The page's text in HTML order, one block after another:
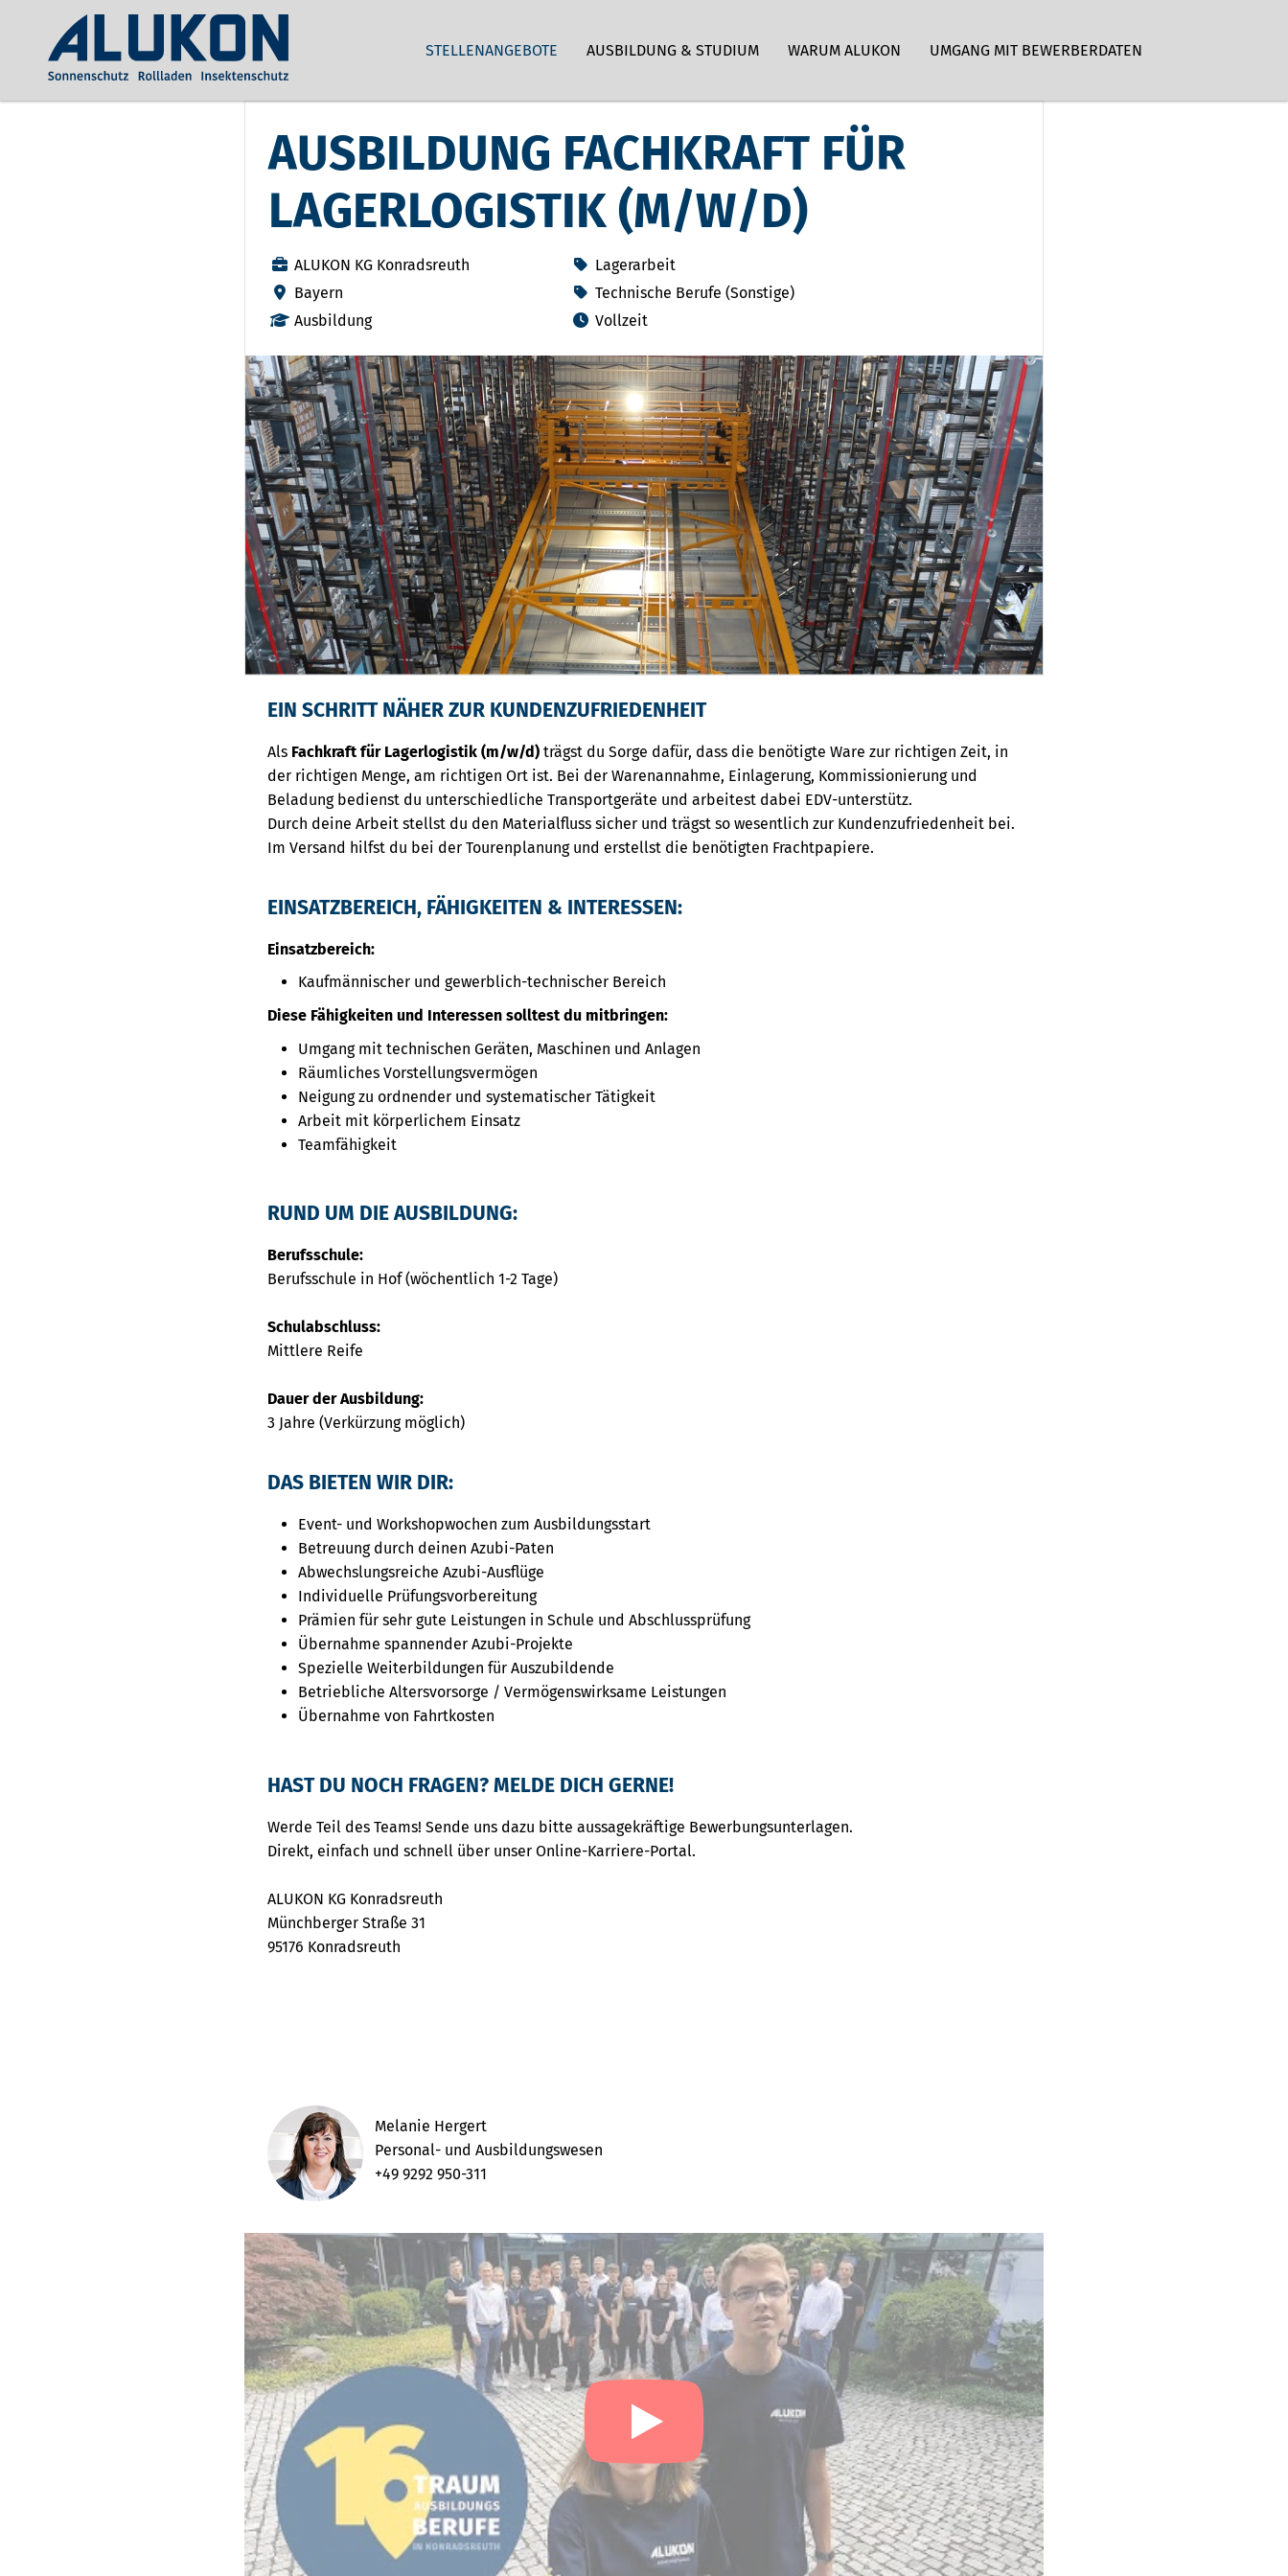
STELLENANGEBOTE AUSBILDUNG & STUDIUM WARUM ALUKON UMGANG MIT BEWERBERDATEN
AUSBILDUNG FACHKRAFT FÜR
LAGERLOGISTIK (M/W/D)
ALUKON KG Konradsreuth
Bayern
Ausbildung
Lagerarbeit
Technische Berufe (Sonstige)
Vollzeit
EIN SCHRITT NÄHER ZUR KUNDENZUFRIEDENHEIT
Als Fachkraft für Lagerlogistik (m/w/d) trägst du Sorge dafür, dass die benötigte Ware zur richtigen Zeit, in
der richtigen Menge, am richtigen Ort ist. Bei der Warenannahme, Einlagerung, Kommissionierung und
Beladung bedienst du unterschiedliche Transportgeräte und arbeitest dabei EDV-unterstütz.
Durch deine Arbeit stellst du den Materialfluss sicher und trägst so wesentlich zur Kundenzufriedenheit bei.
Im Versand hilfst du bei der Tourenplanung und erstellst die benötigten Frachtpapiere.
EINSATZBEREICH, FÄHIGKEITEN & INTERESSEN:
Einsatzbereich:
Kaufmännischer und gewerblich-technischer Bereich
Diese Fähigkeiten und Interessen solltest du mitbringen:
Umgang mit technischen Geräten, Maschinen und Anlagen
Räumliches Vorstellungsvermögen
Neigung zu ordnender und systematischer Tätigkeit
Arbeit mit körperlichem Einsatz
Teamfähigkeit
RUND UM DIE AUSBILDUNG:
Berufsschule:
Berufsschule in Hof (wöchentlich 1-2 Tage)
Schulabschluss:
Mittlere Reife
Dauer der Ausbildung:
3 Jahre (Verkürzung möglich)
DAS BIETEN WIR DIR:
Event- und Workshopwochen zum Ausbildungsstart
Betreuung durch deinen Azubi-Paten
Abwechslungsreiche Azubi-Ausflüge
Individuelle Prüfungsvorbereitung
Prämien für sehr gute Leistungen in Schule und Abschlussprüfung
Übernahme spannender Azubi-Projekte
Spezielle Weiterbildungen für Auszubildende
Betriebliche Altersvorsorge / Vermögenswirksame Leistungen
Übernahme von Fahrtkosten
HAST DU NOCH FRAGEN? MELDE DICH GERNE!
Werde Teil des Teams! Sende uns dazu bitte aussagekräftige Bewerbungsunterlagen.
Direkt, einfach und schnell über unser Online-Karriere-Portal.
ALUKON KG Konradsreuth
Münchberger Straße 31
95176 Konradsreuth
Melanie Hergert
Personal- und Ausbildungswesen
+49 9292 950-311